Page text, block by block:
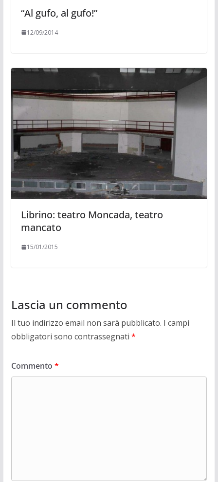
“Al gufo, al gufo!”
12/09/2014
Librino: teatro Moncada, teatro
mancato
15/01/2015
Lascia un commento
Il tuo indirizzo email non sarà pubblicato. I campi
obbligatori sono contrassegnati *
Commento *